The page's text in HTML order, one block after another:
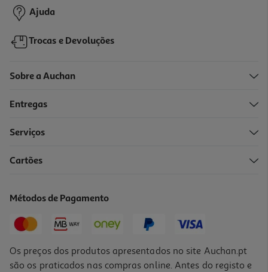
-10%
17,75 € PVP de editor
Ajuda
Trocas e Devoluções
Sobre a Auchan
Entregas
Serviços
Cartões
Métodos de Pagamento
Os preços dos produtos apresentados no site Auchan.pt
são os praticados nas compras online. Antes do registo e